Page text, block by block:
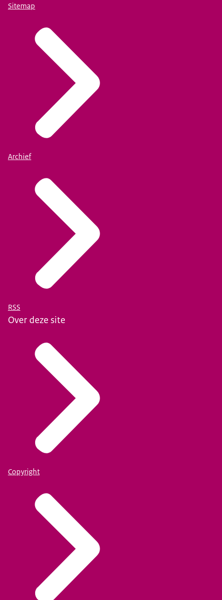
Sitemap
Archief
RSS
Over deze site
Copyright